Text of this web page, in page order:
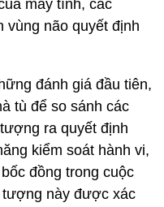
máy tính, các
vùng não quyết định
đánh giá đầu tiên,
tù để so sánh các
ra quyết định
kiểm soát hành vi,
đồng trong cuộc
tượng này được xác